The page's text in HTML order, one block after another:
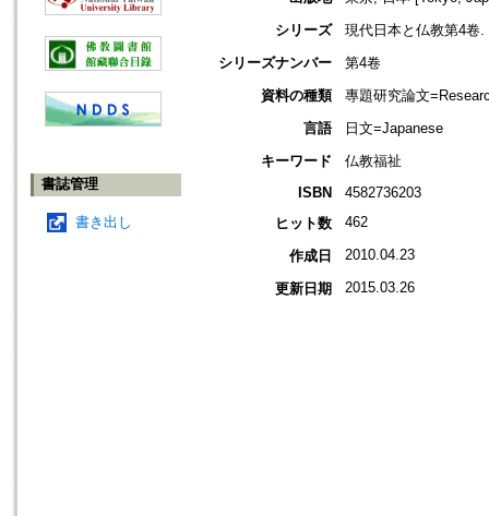
書誌管理
書き出し
シリーズ
現代日本と仏教第4卷.
シリーズナンバー
第4卷
資料の種類
專題研究論文
言語
日文=Japanese
キーワード
仏教福祉
ISBN
4582736203
ヒット数
462
作成日 2010.04.23
更新日期 2015.03.26